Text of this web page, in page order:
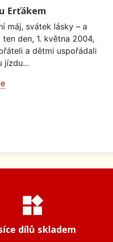
Erťákem
máj, svátek lásky – a
ten den, 1. května 2004,
a dětmi uspořádali
jízdu...
widgets
dílů skladem